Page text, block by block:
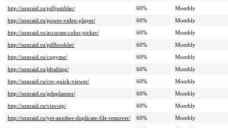
http://sonraid.ru/pdfjumbler/
60%
Monthly
http://sonraid.ru/power-video-player/
60%
Monthly
http://sonraid.ru/accurate-color-picker/
60%
Monthly
http://sonraid.ru/pdfbooklet/
60%
Monthly
http://sonraid.ru/copyme/
60%
Monthly
http://sonraid.ru/jdrafting/
60%
Monthly
http://sonraid.ru/csv-quick-viewer/
60%
Monthly
http://sonraid.ru/gdnplanner/
60%
Monthly
http://sonraid.ru/viavoip/
60%
Monthly
http://sonraid.ru/yet-another-duplicate-file-remover/
60%
Monthly